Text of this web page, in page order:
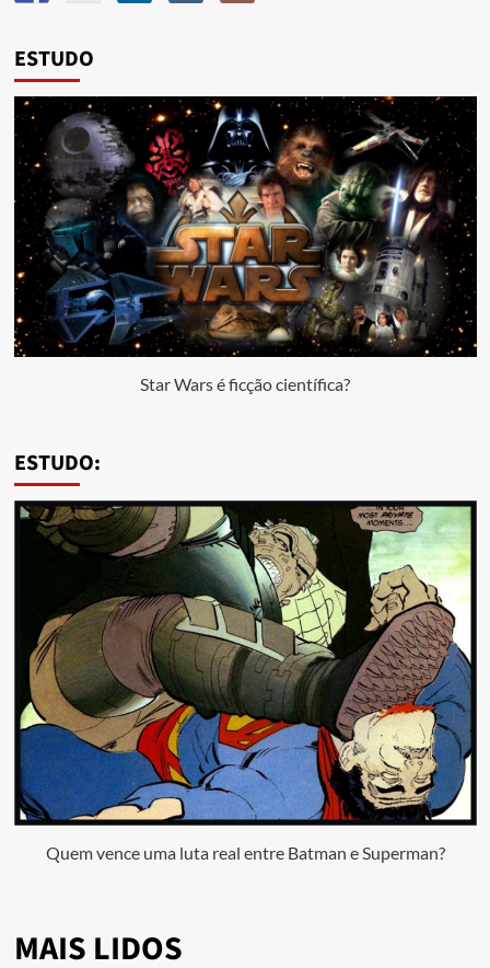
ESTUDO
Star Wars é ficção científica?
ESTUDO:
Quem vence uma luta real entre Batman e Superman?
MAIS LIDOS